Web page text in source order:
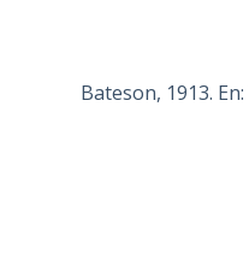
Bateson, 1913.